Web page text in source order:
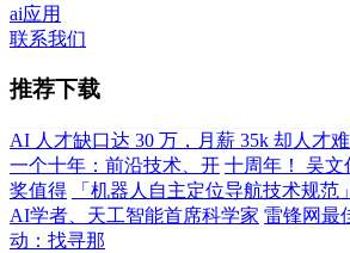
ai应用
联系我们
推荐下载
AI 人才缺口达 30 万，月薪 35k 却人才
一个十年：前沿技术、开 十周年！ 吴
奖值得
「机器人自主定位导航技术规范
AI学者、天工智能首席科学家 雷锋网最
动：找寻那